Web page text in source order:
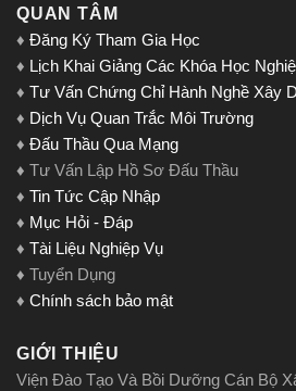
QUAN TÂM
♦ Đăng Ký Tham Gia Học
♦ Lịch Khai Giảng Các Khóa Học
♦ Tư Vấn Chứng Chỉ Hành Nghề Xây
♦ Dịch Vụ Quan Trắc Môi Trường
♦ Đấu Thầu Qua Mạng
♦ Tư Vấn Lập Hồ Sơ Đấu Thầu
♦ Tin Tức Cập Nhập
♦ Mục Hỏi - Đáp
♦ Tài Liệu Nghiệp Vụ
♦ Tuyển Dụng
♦ Chính sách bảo mật
GIỚI THIỆU
Viện Đào Tạo Và Bồi Dưỡng Cán Bộ